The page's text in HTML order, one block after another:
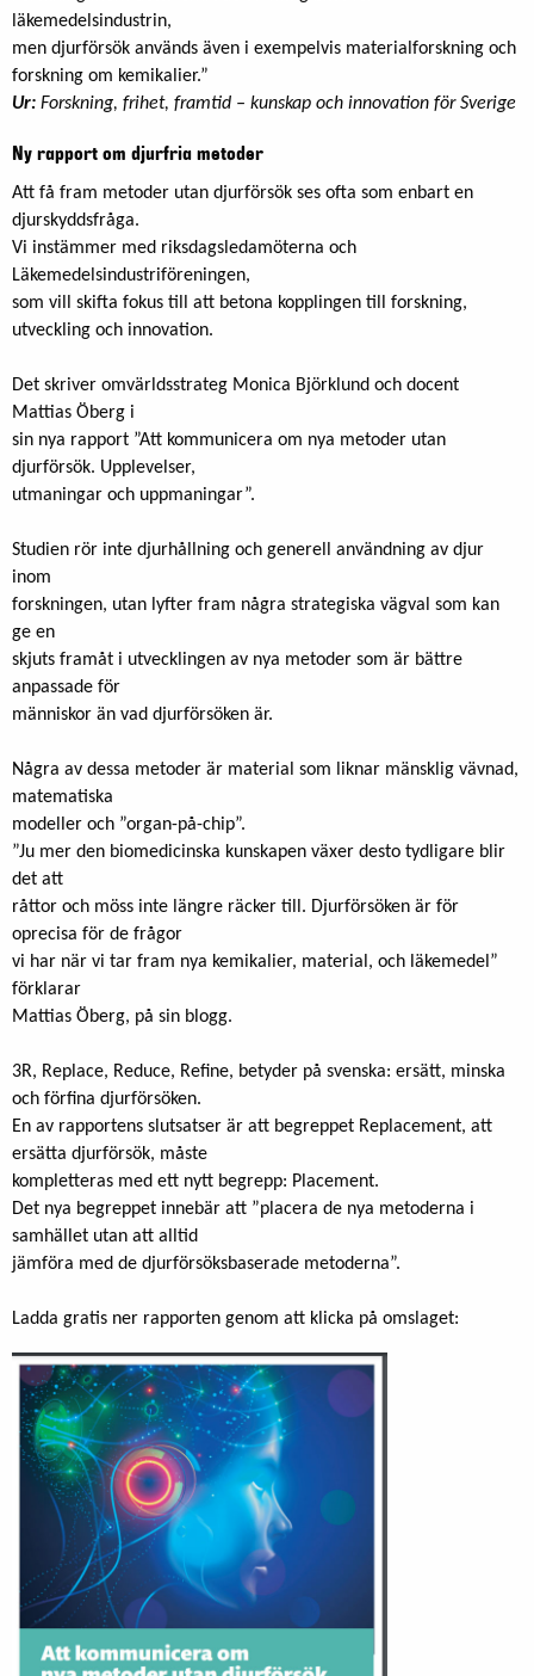
läkemedelsindustrin,
men djurförsök används även i exempelvis materialforskning och
forskning om kemikalier.”
Ur: Forskning, frihet, framtid – kunskap och innovation för Sverige
Ny rapport om djurfria metoder
Att få fram metoder utan djurförsök ses ofta som enbart en
djurskyddsfråga.
Vi instämmer med riksdagsledamöterna och
Läkemedelsindustriföreningen,
som vill skifta fokus till att betona kopplingen till forskning,
utveckling och innovation.
Det skriver omvärldsstrateg Monica Björklund och docent
Mattias Öberg i
sin nya rapport ”Att kommunicera om nya metoder utan
djurförsök. Upplevelser,
utmaningar och uppmaningar”.
Studien rör inte djurhållning och generell användning av djur
inom
forskningen, utan lyfter fram några strategiska vägval som kan
ge en
skjuts framåt i utvecklingen av nya metoder som är bättre
anpassade för
människor än vad djurförsöken är.
Några av dessa metoder är material som liknar mänsklig vävnad,
matematiska
modeller och ”organ-på-chip”.
”Ju mer den biomedicinska kunskapen växer desto tydligare blir
det att
råttor och möss inte längre räcker till. Djurförsöken är för
oprecisa för de frågor
vi har när vi tar fram nya kemikalier, material, och läkemedel”
förklarar
Mattias Öberg, på sin blogg.
3R, Replace, Reduce, Refine, betyder på svenska: ersätt, minska
och förfina djurförsöken.
En av rapportens slutsatser är att begreppet Replacement, att
ersätta djurförsök, måste
kompletteras med ett nytt begrepp: Placement.
Det nya begreppet innebär att ”placera de nya metoderna i
samhället utan att alltid
jämföra med de djurförsöksbaserade metoderna”.
Ladda gratis ner rapporten genom att klicka på omslaget: